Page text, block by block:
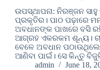
ଉପସ୍ଥାପନା: ନିରଞ୍ଜନ
ପ୍ରକୃତିର। ପାଠ ପଢ଼ାରେ ମନ
ଅବଧାନଙ୍କ ପାଖରେ ବସି
ଆଗ୍ରହ ଏକରକମ ଶୂନ୍ୟ।
ବେଳେ ଅବଧାନ
ଆଣିବା ପାଇଁ। ସେ କିନ୍ତୁ
admin
June 18,